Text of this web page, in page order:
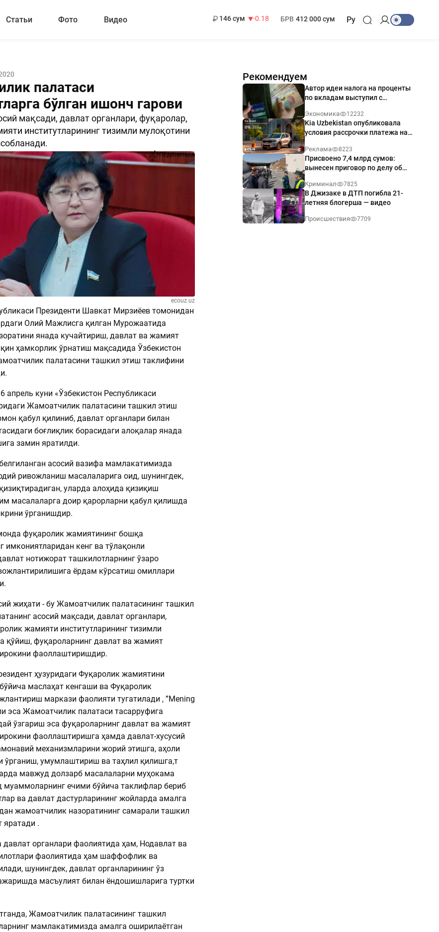
Статьи Фото Видео
146 сум
-0.18
БРВ 412 000 сум Ру
палатаси
бўлган ишонч гарови
мақсади, давлат органлари, фуқаролар,
институтларининг тизимли мулоқотини
Поделиться
ecouz.uz
Президенти Шавкат Мирзиёев томонидан
Олий Мажлисга қилган Мурожаатида
янада кучайтириш, давлат ва жамият
ҳамкорлик ўрнатиш мақсадида Ўзбекистон
палатасини ташкил этиш таклифини
апрель куни «Ўзбекистон Республикаси
Жамоатчилик палатасини ташкил этиш
қабул қилиниб, давлат органлари билан
боғлиқлик борасидаги алоқалар янада
замин яратилди.
асосий вазифа мамлакатимизда
ривожланиш масалаларига оид, шунингдек,
уларда алоҳида қизиқиш
масалаларга доир қарорларни қабул қилишда
ўрганишдир.
фуқаролик жамиятининг бошқа
имкониятларидан кенг ва тўлақонли
нотижорат ташкилотларнинг ўзаро
ёрдам кўрсатиш омиллари
жиҳати - бу Жамоатчилик палатасининг ташкил
асосий мақсади, давлат органлари,
жамияти институтларининг тизимли
қўйиш, фуқароларнинг давлат ва жамият
фаоллаштиришдир.
ҳузуридаги Фуқаролик жамиятини
маслаҳат кенгаши ва Фуқаролик
маркази фаолияти тугатилади , ”Mening
эса Жамоатчилик палатаси тасарруфига
ўзгариш эса фуқароларнинг давлат ва жамият
фаоллаштиришга ҳамда давлат-хусусий
механизмларини жорий этишга, аҳоли
ўрганиш, умумлаштириш ва таҳлил қилишга,т
мавжуд долзарб масалаларни муҳокама
муаммоларнинг ечими бўйича таклифлар бериб
ва давлат дастурларининг жойларда амалга
жамоатчилик назоратининг самарали ташкил
яратади .
давлат органлари фаолиятида ҳам, Нодавлат ва
фаолиятида ҳам шаффофлик ва
шунингдек, давлат органларининг ўз
масъулият билан ёндошишларига туртки
Жамоатчилик палатасининг ташкил
мамлакатимизда амалга оширилаётган
Рекомендуем
Автор идеи налога на проценты
по вкладам выступил с
Экономика 12232
Kia Uzbekistan опубликовала
условия рассрочки платежа на
годовых
Реклама 8223
Присвоено 7,4 млрд сумов:
вынесен приговор по делу об
Ташкенте
Криминал 7825
В Джизаке в ДТП погибла 21-
летняя блогерша — видео
Происшествия 7709